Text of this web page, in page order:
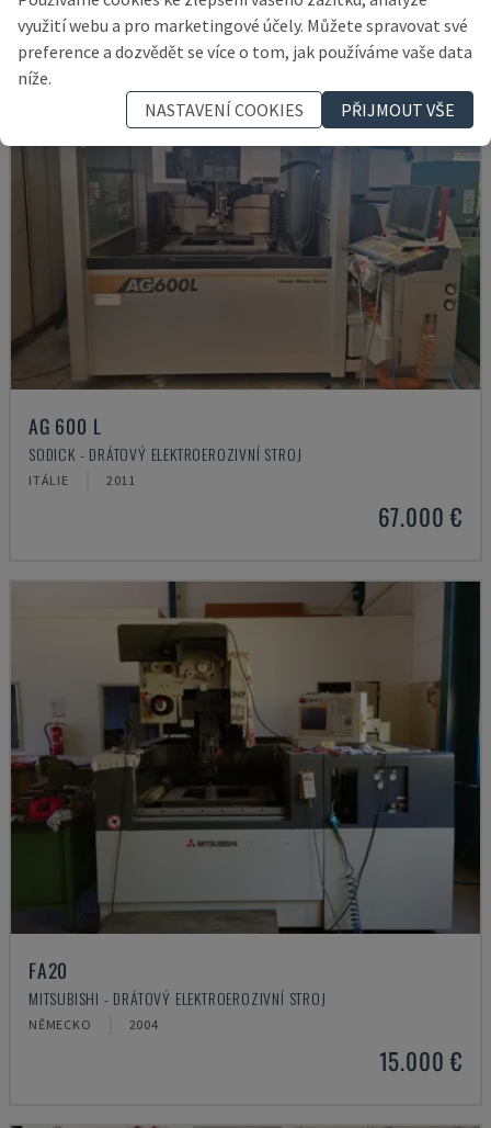
AG 600 L
SODICK - DRÁTOVÝ ELEKTROEROZIVNÍ STROJ
ITÁLIE 2011
67.000 €
FA20
MITSUBISHI - DRÁTOVÝ ELEKTROEROZIVNÍ STROJ
NĚMECKO 2004
15.000 €
využití webu a pro marketingové účely. Můžete spravovat své
preference a dozvědět se více o tom, jak používáme vaše data
níže.
NASTAVENÍ COOKIES
PŘIJMOUT VŠE